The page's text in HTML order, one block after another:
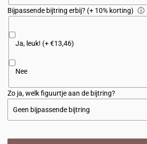
Bijpassende bijtring erbij? (+ 10% korting) ⓘ
Ja, leuk! (+ €13,46)
Nee
Zo ja, welk figuurtje aan de bijtring?